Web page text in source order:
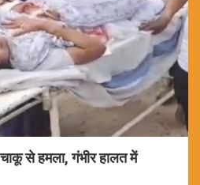
से हमला, गंभीर हालत में